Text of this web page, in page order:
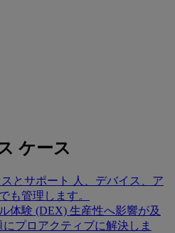
ケース
とサポート
人、デバイス、ア
も管理します。
体験 (DEX) 生産性へ影響が及
プロアクティブに解決しま